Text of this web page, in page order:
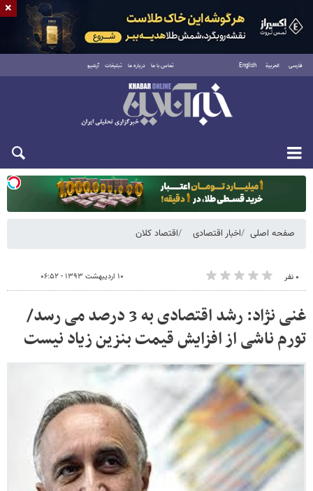
فارسی العربية English تماس با ما درباره ما تبلیغات آرشیو
یکشنبه ۱۸ مرداد ۱۴۰۵
صفحه اصلی اخبار اقتصادی اقتصاد کلان
۰ نفر ۱۰ اردیبهشت ۱۳۹۳ - ۰۶:۵۲
غنی نژاد: رشد اقتصادی به 3 درصد می رسد/
تورم ناشی از افزایش قیمت بنزین زیاد نیست
×